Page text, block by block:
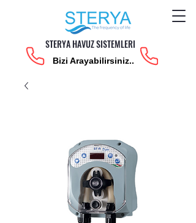
STERYA HAVUZ SISTEMLERI
Bizi Arayabilirsiniz..